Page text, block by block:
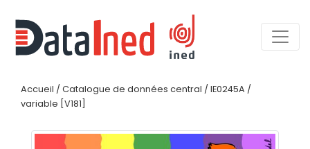
Accueil / Catalogue de données central / IE0245A /
variable [V181]